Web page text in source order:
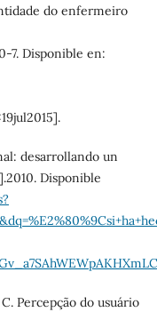
do enfermeiro
7. Disponible en:
desarrollando un
Disponible
Percepção do usuário